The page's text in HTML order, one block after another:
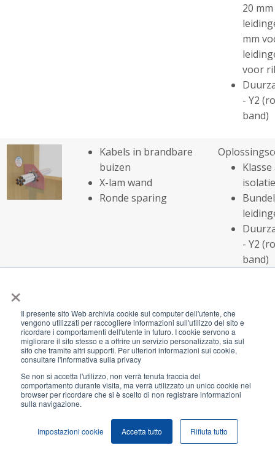
×
Il presente sito Web archivia cookie sul computer dell'utente, che
vengono utilizzati per raccogliere informazioni sull'utilizzo del sito e
ricordare i comportamenti dell'utente in futuro. I cookie servono a
migliorare il sito stesso e a offrire un servizio personalizzato, sia sul
sito che tramite altri supporti. Per ulteriori informazioni sui cookie,
consultare l'informativa sulla privacy
Se non si accetta l'utilizzo, non verrà tenuta traccia del
comportamento durante visita, ma verrà utilizzato un unico cookie nel
browser per ricordare che si è scelto di non registrare informazioni
sulla navigazione.
Impostazioni cookie Accetta tutto Rifiuta tutto
20
mm
voor
- Y2
band)
Kabels in brandbare
buizen
X-lam wand
Ronde sparing
- Y2
band)
X-lam wand
Ronde sparing
- Y2
Kunststof pijp